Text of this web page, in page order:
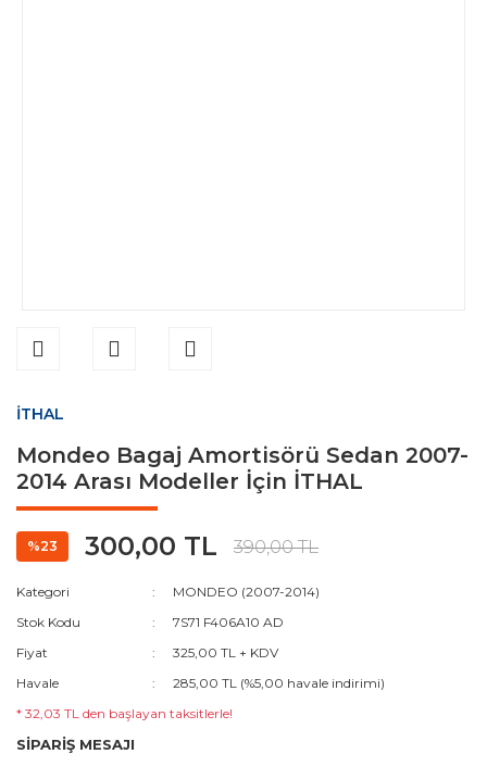
İTHAL
Mondeo Bagaj Amortisörü Sedan 2007-
2014 Arası Modeller İçin İTHAL
%23 300,00 TL 390,00 TL
Kategori
MONDEO (2007-2014)
Stok Kodu
7S71 F406A10 AD
Fiyat
325,00 TL + KDV
Havale
285,00 TL (%5,00 havale indirimi)
* 32,03 TL den başlayan taksitlerle!
SİPARİŞ MESAJI